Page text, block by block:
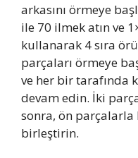
arkasını örmeye
ile 70 ilmek atın ve
kullanarak 4 sıra
parçaları örmeye
ve her bir tarafında
devam edin. İki
sonra, ön
birleştirin.